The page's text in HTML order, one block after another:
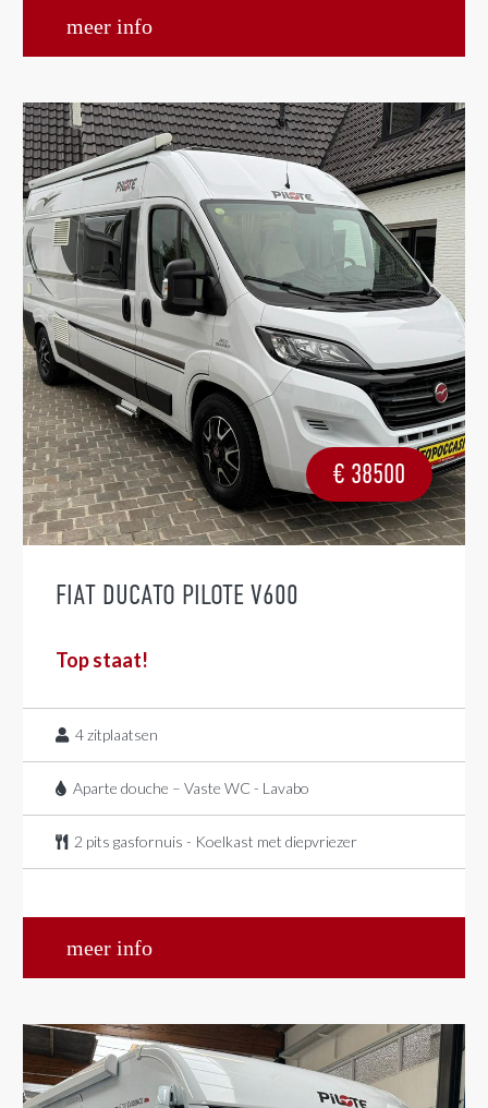
meer info
€ 38500
FIAT DUCATO PILOTE V600
Top staat!
4zitplaatsen
Aparte douche – Vaste WC - Lavabo
2 pits gasfornuis - Koelkast met diepvriezer
meer info